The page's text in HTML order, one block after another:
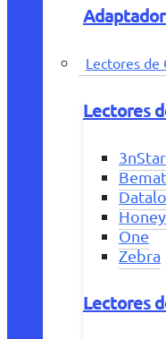
Lectores de
Lectores
3nStar
One
Zebra
Lectores